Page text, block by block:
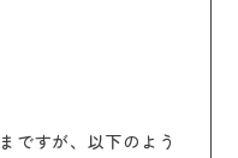
ですが、以下のよう